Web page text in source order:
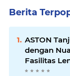
Berita
ASTON
dengan
Fasilitas